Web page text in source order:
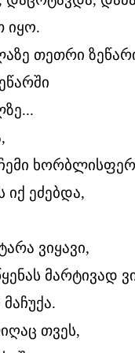
იყო.
თეთრი
იქ ეძებდა,
ვიყავი,
მარტივად
თვეს,